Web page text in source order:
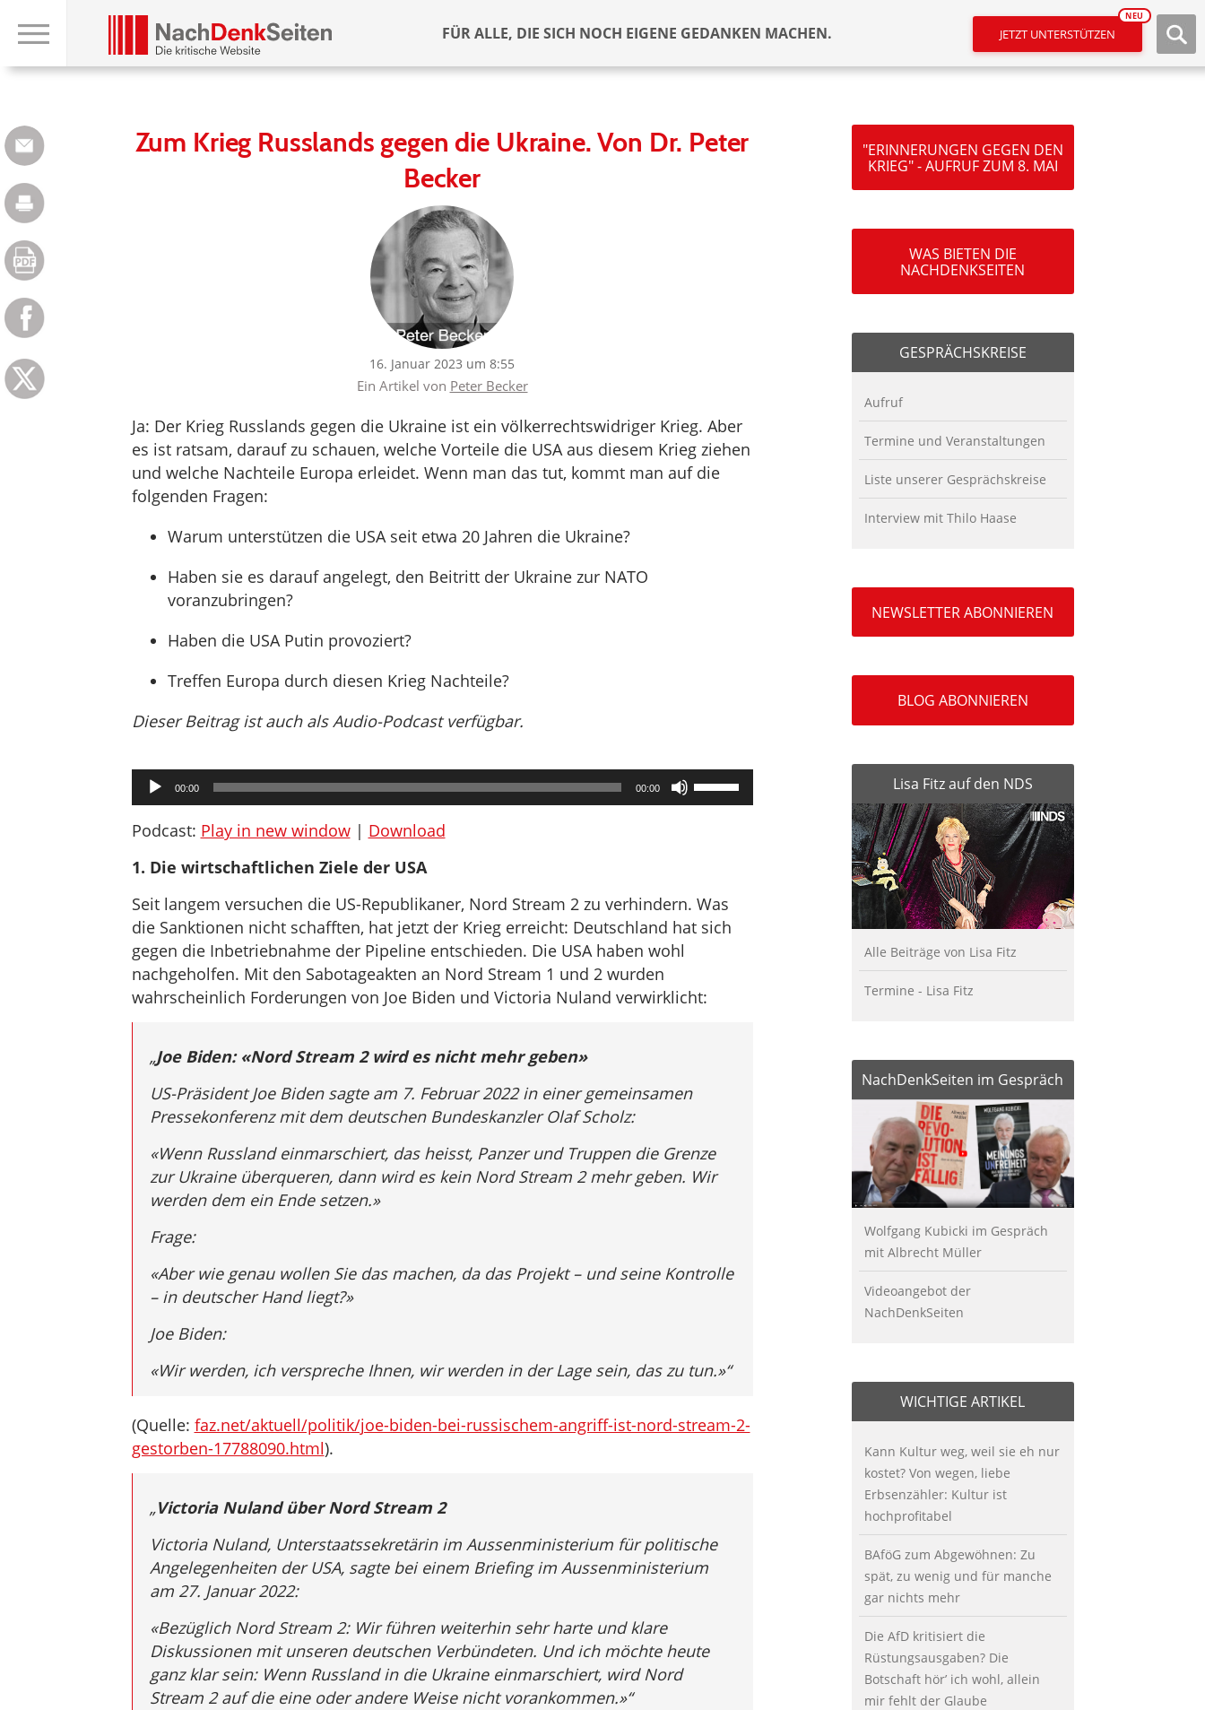
FÜR ALLE, DIE SICH NOCH EIGENE GEDANKEN MACHEN. JETZT UNTERSTÜTZEN
NEU
Zum Krieg Russlands gegen die Ukraine. Von Dr. Peter
Becker
16. Januar 2023 um 8:55
Ein Artikel von Peter Becker
Ja: Der Krieg Russlands gegen die Ukraine ist ein völkerrechtswidriger Krieg. Aber
es ist ratsam, darauf zu schauen, welche Vorteile die USA aus diesem Krieg ziehen
und welche Nachteile Europa erleidet. Wenn man das tut, kommt man auf die
folgenden Fragen:
Warum unterstützen die USA seit etwa 20 Jahren die Ukraine?
Haben sie es darauf angelegt, den Beitritt der Ukraine zur NATO
voranzubringen?
Haben die USA Putin provoziert?
Treffen Europa durch diesen Krieg Nachteile?
Dieser Beitrag ist auch als Audio-Podcast verfügbar.
Audio-
Player
00:00 00:00
Pfeiltasten
Hoch/Runter
zu
regeln.
Podcast: Play in new window| Download
1. Die wirtschaftlichen Ziele der USA
Seit langem versuchen die US-Republikaner, Nord Stream 2 zu verhindern. Was
die Sanktionen nicht schafften, hat jetzt der Krieg erreicht: Deutschland hat sich
gegen die Inbetriebnahme der Pipeline entschieden. Die USA haben wohl
nachgeholfen. Mit den Sabotageakten an Nord Stream 1 und 2 wurden
wahrscheinlich Forderungen von Joe Biden und Victoria Nuland verwirklicht:
„Joe Biden: «Nord Stream 2 wird es nicht mehr geben»
US-Präsident Joe Biden sagte am 7. Februar 2022 in einer gemeinsamen
Pressekonferenz mit dem deutschen Bundeskanzler Olaf Scholz:
«Wenn Russland einmarschiert, das heisst, Panzer und Truppen die Grenze
zur Ukraine überqueren, dann wird es kein Nord Stream 2 mehr geben. Wir
werden dem ein Ende setzen.»
Frage:
«Aber wie genau wollen Sie das machen, da das Projekt – und seine Kontrolle
– in deutscher Hand liegt?»
Joe Biden:
«Wir werden, ich verspreche Ihnen, wir werden in der Lage sein, das zu tun.»“
(Quelle: faz.net/aktuell/politik/joe-biden-bei-russischem-angriff-ist-nord-stream-2-
gestorben-17788090.html).
„Victoria Nuland über Nord Stream 2
Victoria Nuland, Unterstaatssekretärin im Aussenministerium für politische
Angelegenheiten der USA, sagte bei einem Briefing im Aussenministerium
am 27. Januar 2022:
«Bezüglich Nord Stream 2: Wir führen weiterhin sehr harte und klare
Diskussionen mit unseren deutschen Verbündeten. Und ich möchte heute
ganz klar sein: Wenn Russland in die Ukraine einmarschiert, wird Nord
Stream 2 auf die eine oder andere Weise nicht vorankommen.»“
"ERINNERUNGEN GEGEN DEN
KRIEG" - AUFRUF ZUM 8. MAI
WAS BIETEN DIE
NACHDENKSEITEN
GESPRÄCHSKREISE
Aufruf
Termine und Veranstaltungen
Liste unserer Gesprächskreise
Interview mit Thilo Haase
NEWSLETTER ABONNIEREN
BLOG ABONNIEREN
Lisa Fitz auf den NDS
Alle Beiträge von Lisa Fitz
Termine - Lisa Fitz
NachDenkSeiten im Gespräch
Wolfgang Kubicki im Gespräch
mit Albrecht Müller
Videoangebot der
NachDenkSeiten
WICHTIGE ARTIKEL
Kann Kultur weg, weil sie eh nur
kostet? Von wegen, liebe
Erbsenzähler: Kultur ist
hochprofitabel
BAföG zum Abgewöhnen: Zu
spät, zu wenig und für manche
gar nichts mehr
Die AfD kritisiert die
Rüstungsausgaben? Die
Botschaft hör’ ich wohl, allein
mir fehlt der Glaube